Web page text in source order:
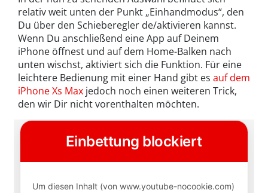
relativ weit unten der Punkt „Einhandmodus“, den
Du über den Schieberegler de/aktivieren kannst.
Wenn Du anschließend eine App auf Deinem
iPhone öffnest und auf dem Home-Balken nach
unten wischst, aktiviert sich die Funktion. Für eine
leichtere Bedienung mit einer Hand gibt es auf dem
iPhone Xs Max jedoch noch einen weiteren Trick,
den wir Dir nicht vorenthalten möchten.